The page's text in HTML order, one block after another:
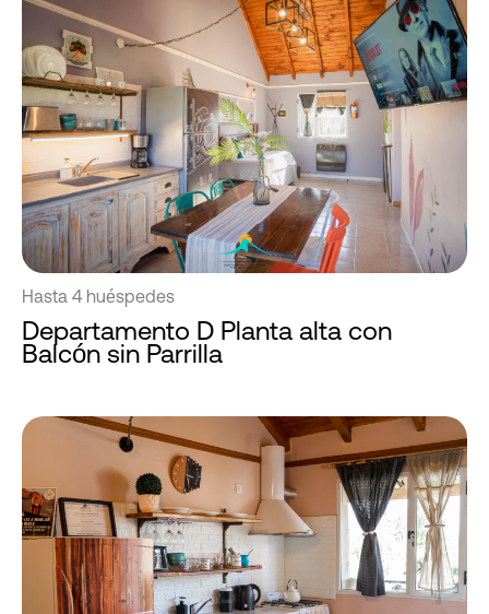
Hasta 4 huéspedes
Departamento D Planta alta con
Balcón sin Parrilla